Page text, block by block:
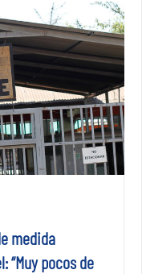
medida
“Muy pocos de